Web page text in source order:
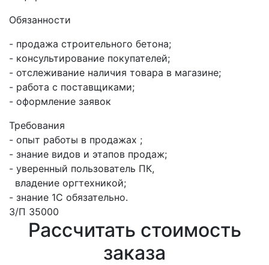
Обязанности
- продажа строительного бетона;
- консультирование покупателей;
- отслеживание наличия товара в магазине;
- работа с поставщиками;
- оформление заявок
Требования
- опыт работы в продажах ;
- знание видов и этапов продаж;
- уверенный пользователь ПК,
владение оргтехникой;
- знание 1С обязательно.
З/П 35000
Рассчитать стоимость
заказа